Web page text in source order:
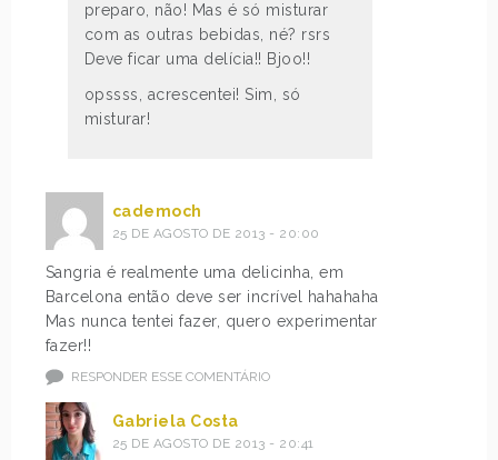
preparo, não! Mas é só misturar
com as outras bebidas, né? rsrs
Deve ficar uma delícia!! Bjoo!!
opssss, acrescentei! Sim, só
misturar!
cademoch
25 DE AGOSTO DE 2013 - 20:00
Sangria é realmente uma delicinha, em
Barcelona então deve ser incrível hahahaha
Mas nunca tentei fazer, quero experimentar
fazer!!
RESPONDER ESSE COMENTÁRIO
Gabriela Costa
25 DE AGOSTO DE 2013 - 20:41